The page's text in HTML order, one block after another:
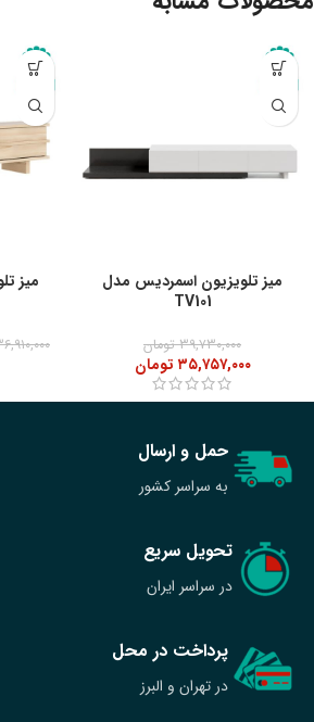
-10%
میز تلویزیون اسمردیس مدل
TV101
۳۹,۷۳۰,۰۰۰ تومان
۳۵,۷۵۷,۰۰۰ تومان
میز
پرداخت در محل
در تهران و البرز
تحویل سریع
در سراسر ایران
حمل و ارسال
به سراسر کشور